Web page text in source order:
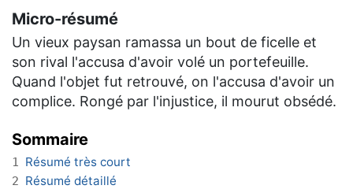
Micro-résumé
Un vieux paysan ramassa un bout de ficelle et
son rival l'accusa d'avoir volé un portefeuille.
Quand l'objet fut retrouvé, on l'accusa d'avoir un
complice. Rongé par l'injustice, il mourut obsédé.
Sommaire
1 Résumé très court
2 Résumé détaillé